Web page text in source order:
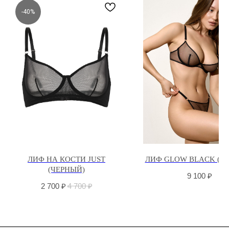
-40%
ЛИФ НА КОСТИ JUST
(ЧЕРНЫЙ)
2 700 ₽ 4 700 ₽
ЛИФ GLOW BLACK
9 100 ₽